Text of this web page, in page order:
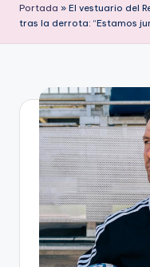
Portada » El vestuario del
tras la derrota: “Estamos